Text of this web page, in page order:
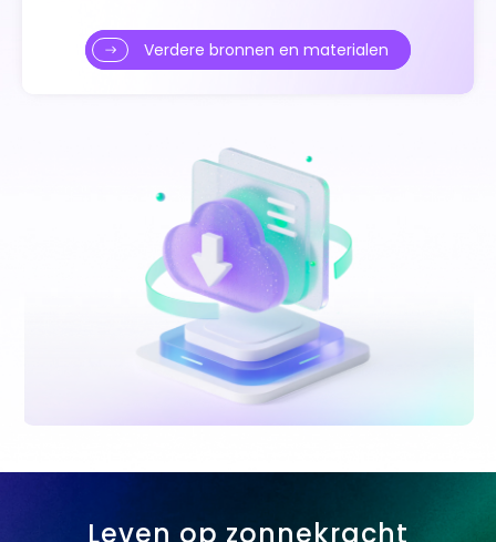
Verdere bronnen en materialen
Leven op zonnekracht